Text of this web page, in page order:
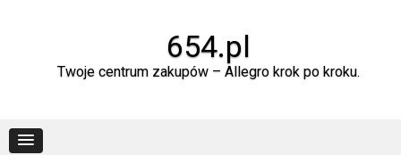
654.pl
Twoje centrum zakupów – Allegro krok po kroku.